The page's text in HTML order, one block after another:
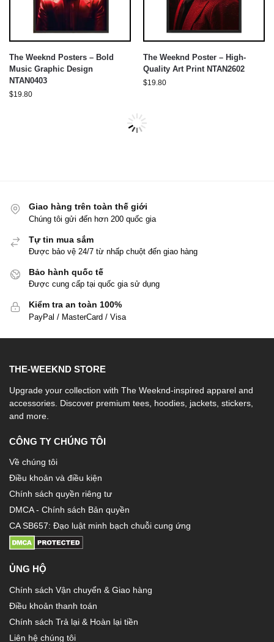
The Weeknd Posters – Bold
Music Graphic Design
NTAN0403
$19.80
The Weeknd Poster – High-
Quality Art Print NTAN2602
$19.80
Giao hàng trên toàn thế giới
Chúng tôi gửi đến hơn 200 quốc gia
Tự tin mua sắm
Được bảo vệ 24/7 từ nhấp chuột đến giao hàng
Bảo hành quốc tế
Được cung cấp tại quốc gia sử dụng
Kiểm tra an toàn 100%
PayPal / MasterCard / Visa
THE-WEEKND STORE
Upgrade your collection with The Weeknd-inspired apparel and
accessories. Discover premium tees, hoodies, jackets, stickers,
and more.
CÔNG TY CHÚNG TÔI
Về chúng tôi
Điều khoản và điều kiện
Chính sách quyền riêng tư
DMCA - Chính sách Bản quyền
CA SB657: Đạo luật minh bạch chuỗi cung ứng
ỦNG HỘ
Chính sách Vận chuyển & Giao hàng
Điều khoản thanh toán
Chính sách Trả lại & Hoàn lại tiền
Liên hệ chúng tôi